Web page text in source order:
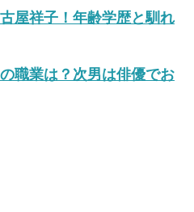
屋祥子！年齢学歴と馴れ
職業は？次男は俳優でお